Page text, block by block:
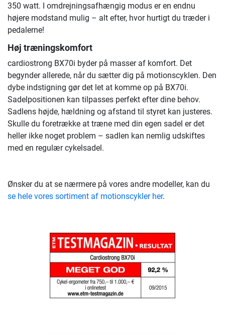
350 watt. I omdrejningsafhængig modus er en endnu
højere modstand mulig – alt efter, hvor hurtigt du træder i
pedalerne!
Høj træningskomfort
cardiostrong BX70i byder på masser af komfort. Det
begynder allerede, når du sætter dig på motionscyklen. Den
dybe indstigning gør det let at komme op på BX70i.
Sadelpositionen kan tilpasses perfekt efter dine behov.
Sadlens højde, hældning og afstand til styret kan justeres.
Skulle du foretrække at træne med din egen sadel er det
heller ikke noget problem – sadlen kan nemlig udskiftes
med en regulær cykelsadel.
Ønsker du at se nærmere på vores andre modeller, kan du
se hele vores sortiment af motionscykler her.